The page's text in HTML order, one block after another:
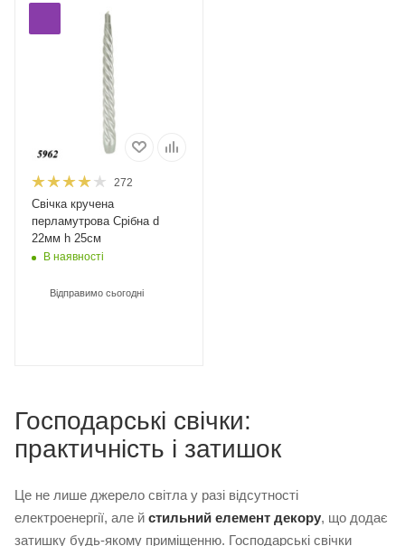
272
Свічка кручена
перламутрова Срібна d
22мм h 25см
В наявності
Відправимо сьогодні
Господарські свічки:
практичність і затишок
Це не лише джерело світла у разі відсутності
електроенергії, але й стильний елемент декору, що додає
затишку будь-якому приміщенню. Господарські свічки